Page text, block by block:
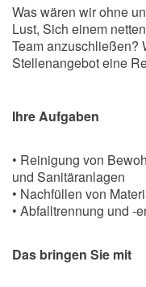
Was wären wir ohne
Lust, Sich einem
Team anzuschließen?
Stellenangebot eine
Ihre Aufgaben
• Reinigung von
und Sanitäranlagen
• Nachfüllen von
• Abfalltrennung und -
Das bringen Sie mit